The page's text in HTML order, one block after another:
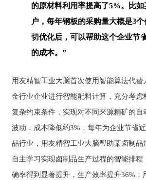
的原材料利用率提高了5%。比
户，每年钢板的采购量大概是3个
切优化后，可以帮助这个企业节
的成本。”
用友精智工业大脑首次使用智能算法代替
金行业企业进行智能配料计算，充分考虑
复杂约束条件，实现对不同来源精矿的自
波动，成本降低约3%，每年为企业节省
品行业，用友精智工业大脑帮助某卤制品
自主学习实现卤制品生产过程的智能排程
确率得到显著提升，生产效率提升36%；